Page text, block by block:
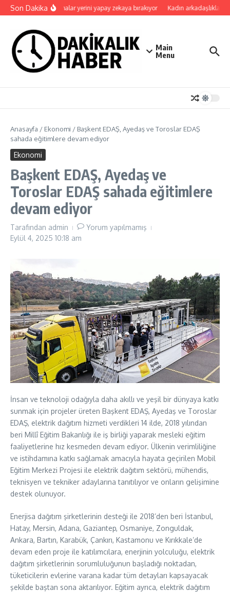
İçeriğe atla
Son DakikaUygulamalar yerini yapay zekaya bırakıyor Kadın arkadaşlıkları
Main
Menu
Anasayfa / Ekonomi / Başkent EDAŞ, Ayedaş ve Toroslar EDAŞ
sahada eğitimlere devam ediyor
Ekonomi
Başkent EDAŞ, Ayedaş ve
Toroslar EDAŞ sahada eğitimlere
devam ediyor
Tarafından admin
Yorum yapılmamış
Eylül 4, 2025 10:18 am
İnsan ve teknoloji odağıyla daha akıllı ve yeşil bir dünyaya katkı
sunmak için projeler üreten Başkent EDAŞ, Ayedaş ve Toroslar
EDAŞ, elektrik dağıtım hizmeti verdikleri 14 ilde, 2018 yılından
beri Millî Eğitim Bakanlığı ile iş birliği yaparak mesleki eğitim
faaliyetlerine hız kesmeden devam ediyor. Ülkenin verimliliğine
ve istihdamına katkı sağlamak amacıyla hayata geçirilen Mobil
Eğitim Merkezi Projesi ile elektrik dağıtım sektörü, mühendis,
teknisyen ve tekniker adaylarına tanıtılıyor ve onların gelişimine
destek olunuyor.
Enerjisa dağıtım şirketlerinin desteği ile 2018’den beri İstanbul,
Hatay, Mersin, Adana, Gaziantep, Osmaniye, Zonguldak,
Ankara, Bartın, Karabük, Çankırı, Kastamonu ve Kırıkkale’de
devam eden proje ile katılımcılara, enerjinin yolculuğu, elektrik
dağıtım şirketlerinin sorumluluğunun başladığı noktadan,
tüketicilerin evlerine varana kadar tüm detayları kapsayacak
şekilde baştan sona aktarılıyor. Eğitim ayrıca, elektrik dağıtım